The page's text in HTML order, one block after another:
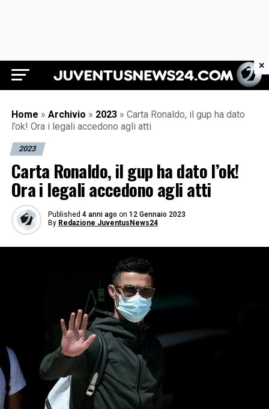
Juventus News 24
Home » Archivio » 2023 » Carta Ronaldo, il gup ha dato
l’ok! Ora i legali accedono agli atti
2023
Carta Ronaldo, il gup ha dato l’ok!
Ora i legali accedono agli atti
Published 4 anni ago on 12 Gennaio 2023
By Redazione JuventusNews24
×